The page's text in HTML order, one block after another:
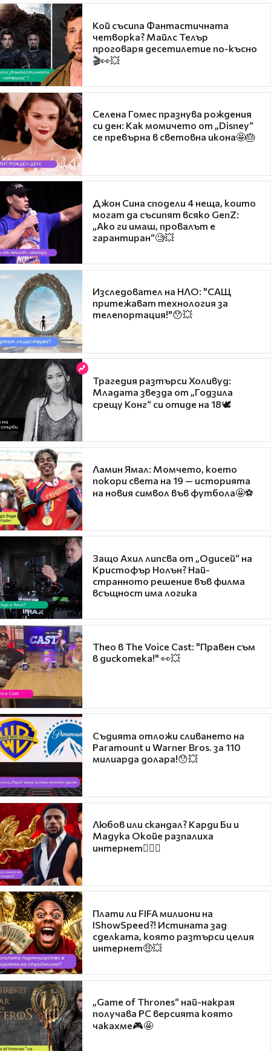
Кой съсипа Фантастичната
четворка? Майлс Телър
проговаря десетилетие по-късно
🎬👀💥
Селена Гомес празнува рождения
си ден: Как момичето от „Disney“
се превърна в световна икона🤩🎂
Джон Сина сподели 4 неща, които
могат да съсипят всяко GenZ:
„Ако ги имаш, провалът е
гарантиран“🧐💥
Изследовател на НЛО: "САЩ
притежават технология за
телепортация!"😯💥
Трагедия разтърси Холивуд:
Младата звезда от „Годзила
срещу Конг“ си отиде на 18🕊️
Ламин Ямал: Момчето, което
покори света на 19 — историята
на новия символ във футбола🤩⚽
Защо Ахил липсва от „Одисей“ на
Кристофър Нолън? Най-
странното решение във филма
всъщност има логика
Theo в The Voice Cast: "Правен съм
в дискотека!" 👀💥
Съдията отложи сливането на
Paramount и Warner Bros. за 110
милиарда долара!😯💥
Любов или скандал? Карди Би и
Мадука Окойе разпалиха
интернет❤️‍🔥🔥
Плати ли FIFA милиони на
IShowSpeed?! Истината зад
сделката, която разтърси целия
интернет🤑💥
„Game of Thrones“ най-накрая
получава PC версията която
чакахме🎮🤩